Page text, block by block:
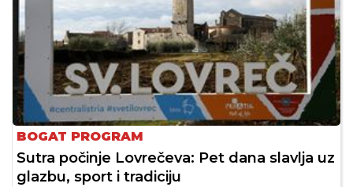
BOGAT PROGRAM
Sutra počinje Lovrečeva: Pet dana slavlja uz
glazbu, sport i tradiciju